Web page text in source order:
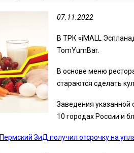
07.11.2022
В ТРК «iMALL
TomYumBar.
В основе меню
стараются сделать
Заведения указанной
10 городах России и
Пермский ЗиД получил отсрочку на